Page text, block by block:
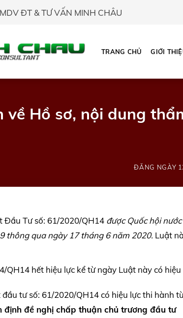
ĐT & TƯ VẤN MINH CHÂU
TRANG CHỦ GIỚI
về Hồ sơ, nội dung
ĐĂNG NGÀY
Đầu Tư số: 61/2020/QH14 được Quốc hội
thông qua ngày 17 tháng 6 năm 2020. Luật
QH14 hết hiệu lực kể từ ngày Luật này có
đầu tư số: 61/2020/QH14 có hiệu lực thi hành
định đề nghị chấp thuận chủ trương đầu tư